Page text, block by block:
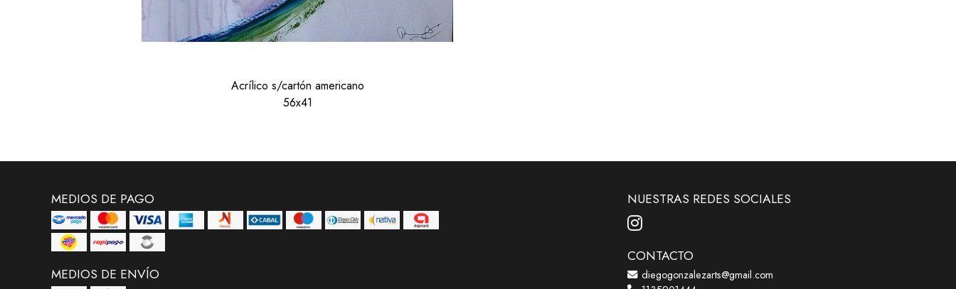
Acrílico s/cartón americano
56x41
MEDIOS DE PAGO
MEDIOS DE ENVÍO
NUESTRAS REDES SOCIALES
CONTACTO
diegogonzalezarts@gmail.com